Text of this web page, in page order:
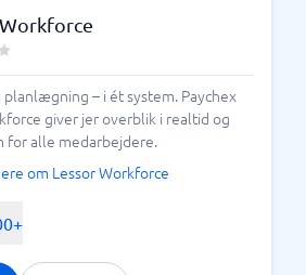
– i ét system. Paychex
giver jer overblik i realtid og
for alle medarbejdere.
om Lessor Workforce